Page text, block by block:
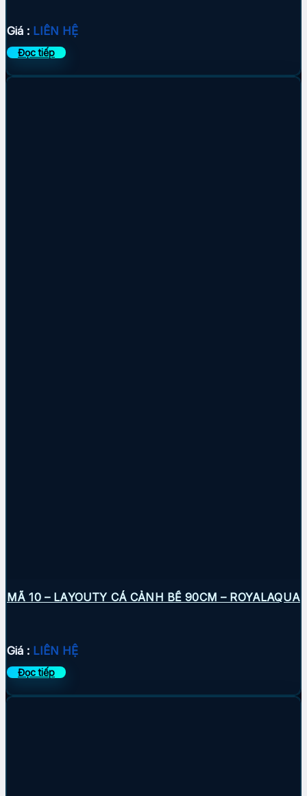
Giá : LIÊN HỆ
Đọc tiếp
MÃ 10 – LAYOUTY CÁ CẢNH BỂ 90CM – ROYALAQUA
Giá : LIÊN HỆ
Đọc tiếp